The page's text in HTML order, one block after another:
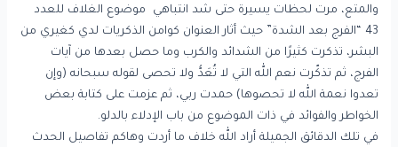
والمتع، مرت لحظات يسيرة حتى شد انتباهي موضوع الغلاف للعدد
43 “الفرج بعد الشدة” حيث أثار العنوان كوامن الذكريات لدي كغيري من
البشر، تذكرت كثيرًا من الشدائد والكرب وما حصل بعدها من آيات
الفرج، ثم تذكّرت نعم الله التي لا تُعَدُّ ولا تحصى لقوله سبحانه (وإن
تعدوا نعمة الله لا تحصوها) حمدت ربي، ثم عزمت على كتابة بعض
الخواطر والفوائد في ذات الموضوع من باب الإدلاء بالدلو.
في تلك الدقائق الجميلة أراد الله خلاف ما أردت وهاكم تفاصيل الحدث